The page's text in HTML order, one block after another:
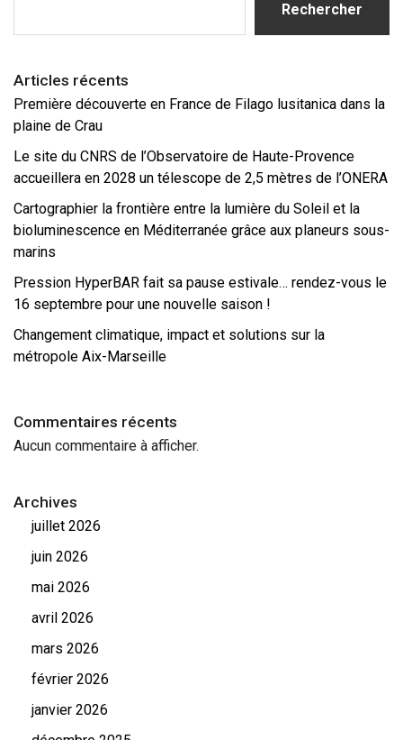
Rechercher
Articles récents
Première découverte en France de Filago lusitanica dans la
plaine de Crau
Le site du CNRS de l’Observatoire de Haute-Provence
accueillera en 2028 un télescope de 2,5 mètres de l’ONERA
Cartographier la frontière entre la lumière du Soleil et la
bioluminescence en Méditerranée grâce aux planeurs sous-
marins
Pression HyperBAR fait sa pause estivale… rendez-vous le
16 septembre pour une nouvelle saison !
Changement climatique, impact et solutions sur la
métropole Aix-Marseille
Commentaires récents
Aucun commentaire à afficher.
Archives
juillet 2026
juin 2026
mai 2026
avril 2026
mars 2026
février 2026
janvier 2026